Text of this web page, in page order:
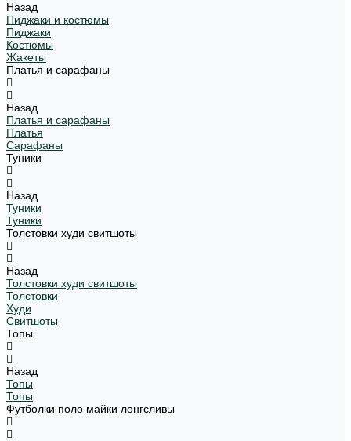
Назад
Пиджаки и костюмы
Пиджаки
Костюмы
Жакеты
Платья и сарафаны
Назад
Платья и сарафаны
Платья
Сарафаны
Туники
Назад
Туники
Туники
Толстовки худи свитшоты
Назад
Толстовки худи свитшоты
Толстовки
Худи
Свитшоты
Топы
Назад
Топы
Топы
Футболки поло майки лонгсливы